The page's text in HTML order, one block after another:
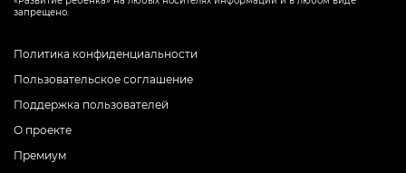
запрещено.
Политика конфиденциальности
Пользовательское соглашение
Поддержка пользователей
О проекте
Премиум